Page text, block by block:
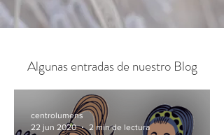
Algunas entradas de nuestro Blog
centrolumens
22 jun 2020
2 min de lectura